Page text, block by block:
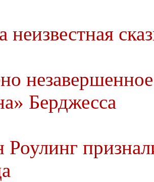
неизвестная
Берджесса